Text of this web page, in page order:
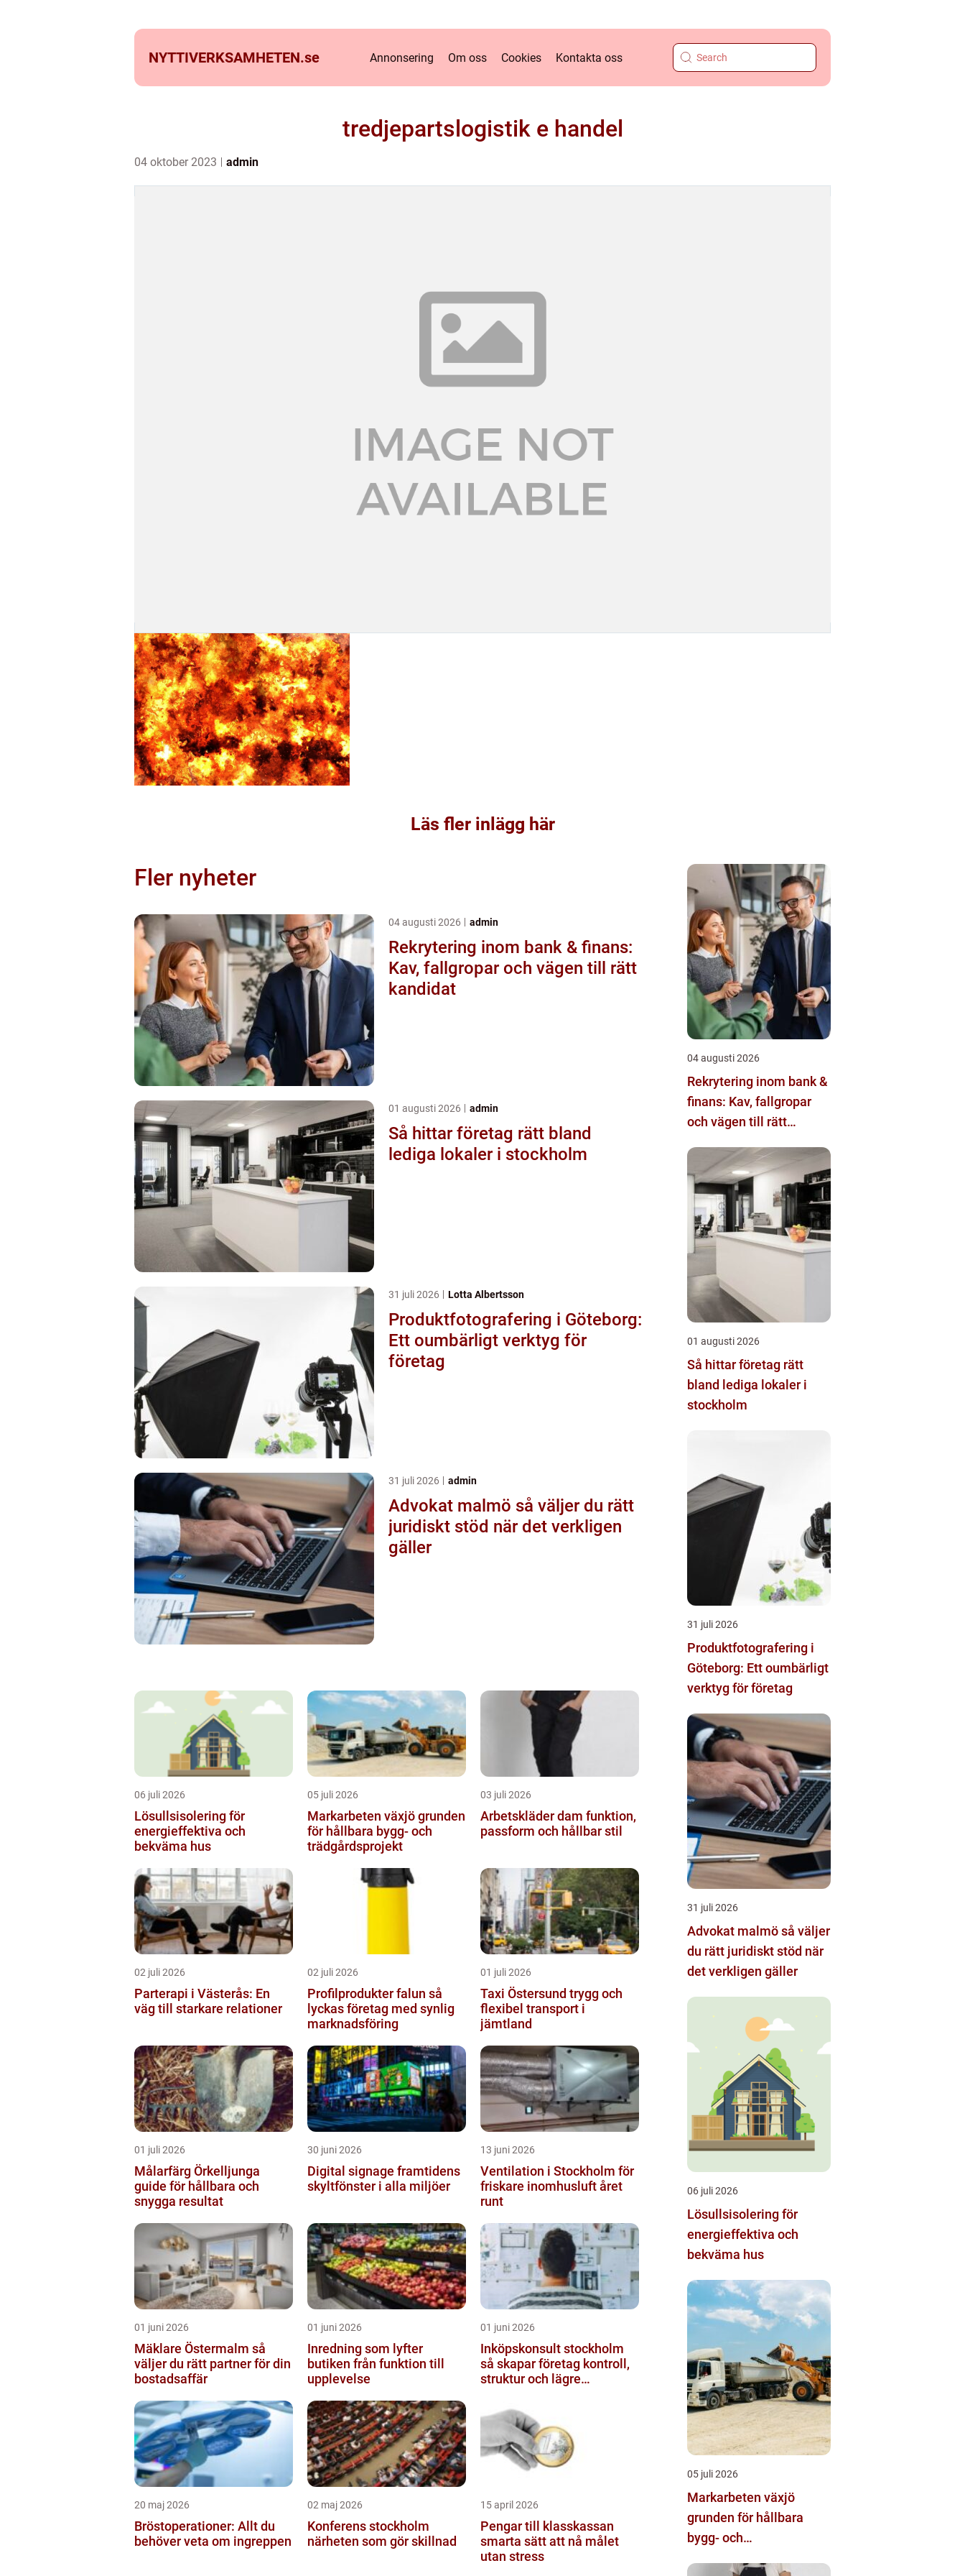
NYTTIVERKSAMHETEN.se Annonsering Om oss Cookies Kontakta oss
tredjepartslogistik e handel
04 oktober 2023 admin
Läs fler inlägg här
Fler nyheter
04 augusti 2026 admin
Rekrytering inom bank & finans:
Kav, fallgropar och vägen till rätt
kandidat
01 augusti 2026 admin
Så hittar företag rätt bland
lediga lokaler i stockholm
31 juli 2026 Lotta Albertsson
Produktfotografering i Göteborg:
Ett oumbärligt verktyg för
företag
31 juli 2026 admin
Advokat malmö så väljer du rätt
juridiskt stöd när det verkligen
gäller
06 juli 2026
Lösullsisolering för
energieffektiva och
bekväma hus
05 juli 2026
Markarbeten växjö grunden
för hållbara bygg- och
trädgårdsprojekt
03 juli 2026
Arbetskläder dam funktion,
passform och hållbar stil
02 juli 2026
Parterapi i Västerås: En
väg till starkare relationer
02 juli 2026
Profilprodukter falun så
lyckas företag med synlig
marknadsföring
01 juli 2026
Taxi Östersund trygg och
flexibel transport i
jämtland
01 juli 2026
Målarfärg Örkelljunga
guide för hållbara och
snygga resultat
30 juni 2026
Digital signage framtidens
skyltfönster i alla miljöer
13 juni 2026
Ventilation i Stockholm för
friskare inomhusluft året
runt
01 juni 2026
Mäklare Östermalm så
väljer du rätt partner för din
bostadsaffär
01 juni 2026
Inredning som lyfter
butiken från funktion till
upplevelse
01 juni 2026
Inköpskonsult stockholm
så skapar företag kontroll,
struktur och lägre
20 maj 2026
Bröstoperationer: Allt du
behöver veta om ingreppen
02 maj 2026
Konferens stockholm
närheten som gör skillnad
15 april 2026
Pengar till klasskassan
smarta sätt att nå målet
utan stress
04 augusti 2026
Rekrytering inom bank &
finans: Kav, fallgropar
och vägen till rätt
01 augusti 2026
Så hittar företag rätt
bland lediga lokaler i
stockholm
31 juli 2026
Produktfotografering i
Göteborg: Ett oumbärligt
verktyg för företag
31 juli 2026
Advokat malmö så väljer
du rätt juridiskt stöd när
det verkligen gäller
06 juli 2026
Lösullsisolering för
energieffektiva och
bekväma hus
05 juli 2026
Markarbeten växjö
grunden för hållbara
bygg- och